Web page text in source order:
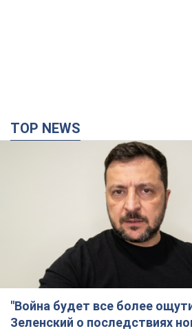
TOP NEWS
"Война будет все более
Зеленский о последствиях